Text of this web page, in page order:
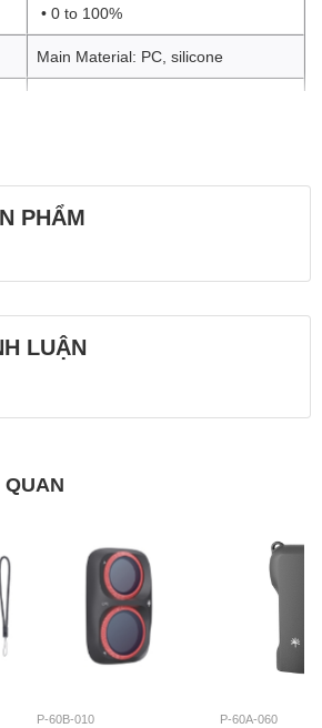
• 0 to 100%
Main Material: PC, silicone
PHẨM
LUẬN
P-60B-010 P-60A-060